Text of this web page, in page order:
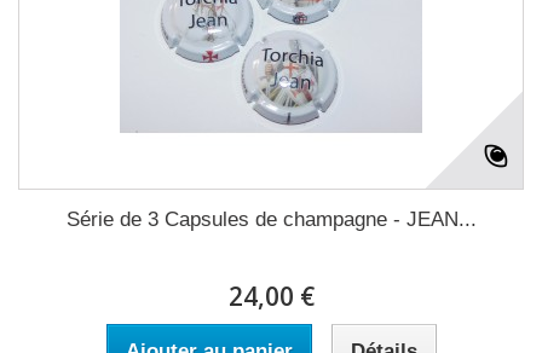
Série de 3 Capsules de champagne - JEAN...
24,00 €